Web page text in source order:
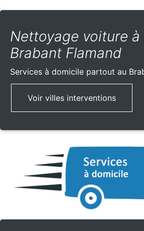
Nettoyage voiture
Brabant Flamand
Services à domicile partout au
Voir villes interventions